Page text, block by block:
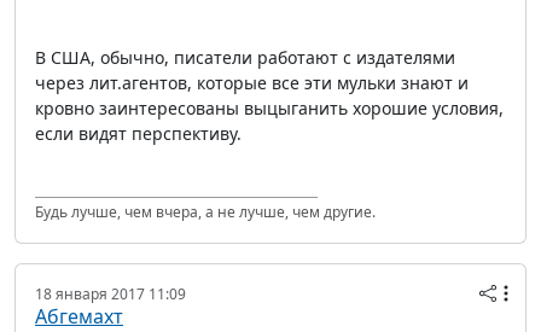
В США, обычно, писатели работают с издателями
через лит.агентов, которые все эти мульки знают и
кровно заинтересованы выцыганить хорошие условия,
если видят перспективу.
Будь лучше, чем вчера, а не лучше, чем другие.
18 января 2017 11:09
Абгемахт